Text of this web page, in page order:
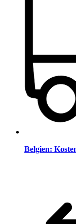
Belgien: